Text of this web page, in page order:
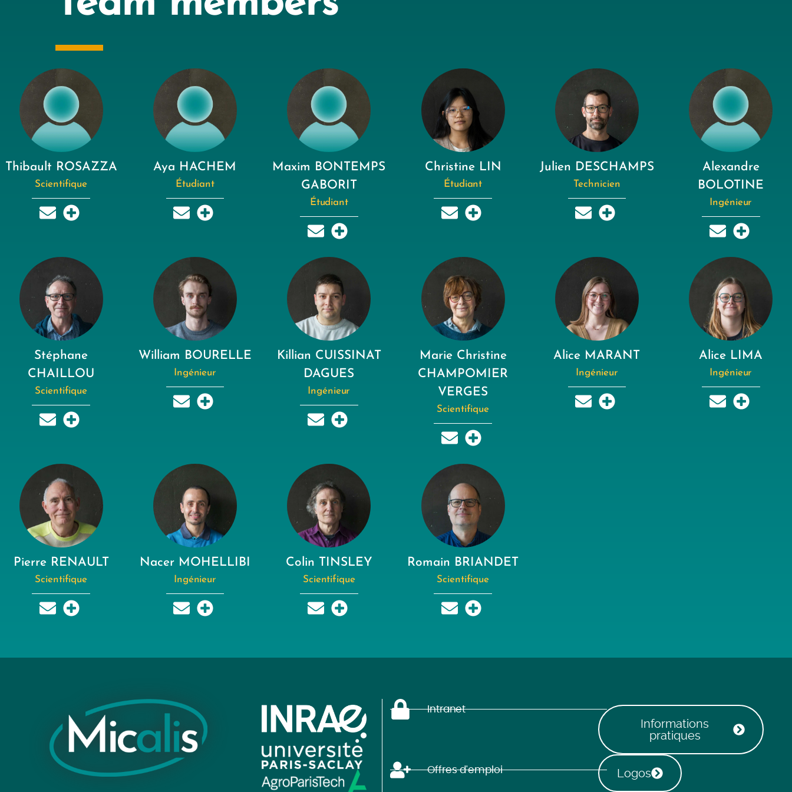
Thibault ROSAZZA
Scientifique
Aya HACHEM
Étudiant
Maxim BONTEMPS
GABORIT
Étudiant
Christine LIN
Étudiant
Julien DESCHAMPS
Technicien
Alexandre
BOLOTINE
Ingénieur
Stéphane
CHAILLOU
Scientifique
William BOURELLE
Ingénieur
Killian CUISSINAT
DAGUES
Ingénieur
Marie Christine
CHAMPOMIER
VERGES
Scientifique
Alice MARANT
Ingénieur
Alice LIMA
Ingénieur
Pierre RENAULT
Scientifique
Nacer MOHELLIBI
Ingénieur
Colin TINSLEY
Scientifique
Romain BRIANDET
Scientifique
Intranet
Offres d'emploi
Informations
pratiques
Logos